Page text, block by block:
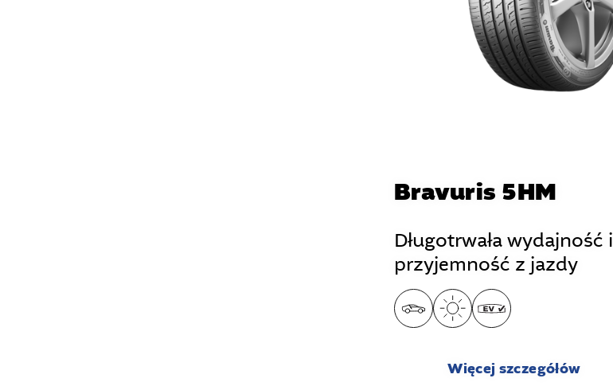
Bravuris 5HM
Długotrwała wydajność i
przyjemność z jazdy
Więcej szczegółów